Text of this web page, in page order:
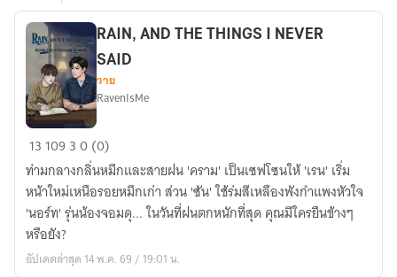
RAIN,
AND
THE
THINGS
NEVER
SAID
RAIN, AND THE THINGS I NEVER
SAID
วาย
RavenIsMe
13 109 30 (0)
ท่ามกลางกลิ่นหมึกและสายฝน 'คราม' เป็นเซฟโซนให้ 'เรน' เริ่ม
หน้าใหม่เหนือรอยหมึกเก่า ส่วน 'ซัน' ใช้ร่มสีเหลืองพังกำแพงหัวใจ
'นอร์ท' รุ่นน้องจอมดุ... ในวันที่ฝนตกหนักที่สุด คุณมีใครยืนข้างๆ
หรือยัง?
อัปเดตล่าสุด 14 พ.ค. 69 / 19:01 น.